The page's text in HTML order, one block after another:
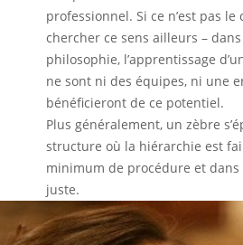
professionnel. Si ce n’est pas le
chercher ce sens ailleurs –
philosophie, l’apprentissage
ne sont ni des équipes, ni une
bénéficieront de ce potentiel.
Plus généralement, un zèbre
structure où la hiérarchie est
minimum de procédure et
juste.